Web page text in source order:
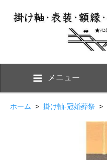
メニュー
ホーム > 掛け軸-冠婚葬祭 >